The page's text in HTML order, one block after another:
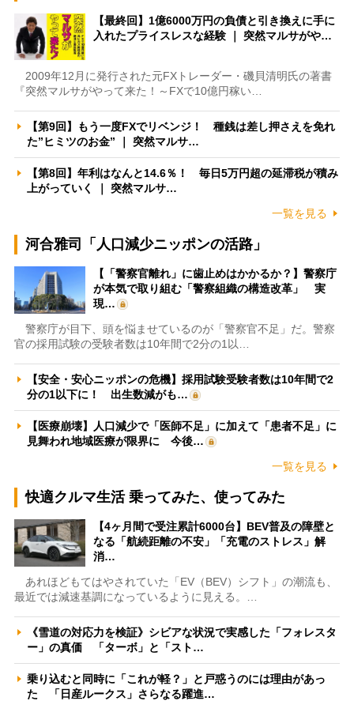
【最終回】1億6000万円の負債と引き換えに手に
入れたプライスレスな経験 ｜ 突然マルサがや…
2009年12月に発行された元FXトレーダー・磯貝清明氏の著書
『突然マルサがやって来た！～FXで10億円稼い…
【第9回】もう一度FXでリベンジ！ 種銭は差し押さえを免れ
た”ヒミツのお金” ｜ 突然マルサ…
【第8回】年利はなんと14.6％！ 毎日5万円超の延滞税が積み
上がっていく ｜ 突然マルサ…
一覧を見る
河合雅司「人口減少ニッポンの活路」
【「警察官離れ」に歯止めはかかるか？】警察庁
が本気で取り組む「警察組織の構造改革」 実
現…
警察庁が目下、頭を悩ませているのが「警察官不足」だ。警察
官の採用試験の受験者数は10年間で2分の1以…
【安全・安心ニッポンの危機】採用試験受験者数は10年間で2
分の1以下に！ 出生数減がも…
【医療崩壊】人口減少で「医師不足」に加えて「患者不足」に
見舞われ地域医療が限界に 今後…
一覧を見る
快適クルマ生活 乗ってみた、使ってみた
【4ヶ月間で受注累計6000台】BEV普及の障壁と
なる「航続距離の不安」「充電のストレス」解
消…
あれほどもてはやされていた「EV（BEV）シフト」の潮流も、
最近では減速基調になっているように見える。…
《雪道の対応力を検証》シビアな状況で実感した「フォレスタ
ー」の真価 「ターボ」と「スト…
乗り込むと同時に「これが軽？」と戸惑うのには理由があっ
た 「日産ルークス」さらなる躍進…